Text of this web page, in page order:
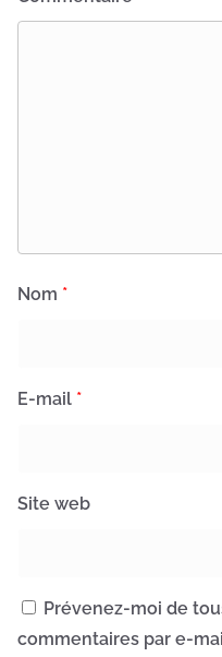
Nom *
E-mail *
Site web
Prévenez-moi de
commentaires par e-